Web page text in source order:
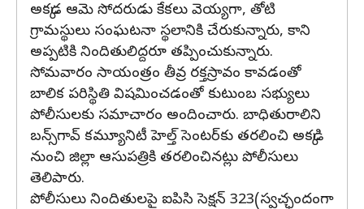
అక్కడ ఆమె సోదరుడు కేకలు వెయ్యగా, తోటి
గ్రామస్థులు సంఘటనా స్థలానికి చేరుకున్నారు, కాని
అప్పటికి నిందితులిద్దరూ తప్పించుకున్నారు.
సోమవారం సాయంత్రం తీవ్ర రక్తస్రావం కావడంతో
బాలిక పరిస్థితి విషమించడంతో కుటుంబ సభ్యులు
పోలీసులకు సమాచారం అందించారు. బాధితురాలిని
బన్స్‌గావ్ కమ్యూనిటీ హెల్త్ సెంటర్‌కు తరలించి అక్కడి
నుంచి జిల్లా ఆసుపత్రికి తరలించినట్లు పోలీసులు
తెలిపారు.
పోలీసులు నిందితులపై ఐపిసి సెక్షన్ 323(స్వచ్ఛందంగా